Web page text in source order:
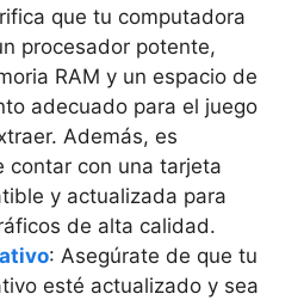
que ‍tu computadora⁢
procesador potente,
RAM‍ y un ⁣espacio de
adecuado‍ para‌ el juego
⁢Además, es
contar ​con una⁣ tarjeta
y actualizada⁢ para
de alta calidad.
: Asegúrate de que tu
esté actualizado y sea